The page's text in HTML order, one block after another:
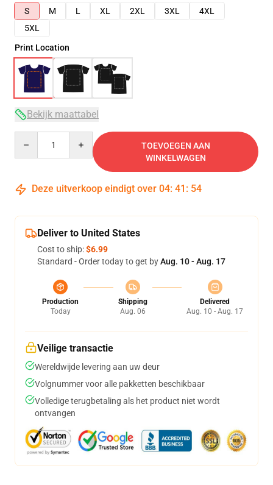
S
M L XL 2XL 3XL
4XL
5XL
Print Location
Bekijk maattabel
TOEVOEGEN AAN
WINKELWAGEN
Deze uitverkoop eindigt over 04: 41 : 54
Deliver to United States
Cost to ship:$6.99
Standard - Order today to get byAug. 10 - Aug. 17
Production
Today
Shipping
Aug. 06
Delivered
Aug. 10 - Aug. 17
Veilige transactie
Wereldwijde levering aan uw deur
Volgnummer voor alle pakketten beschikbaar
Volledige terugbetaling als het product niet wordt
ontvangen